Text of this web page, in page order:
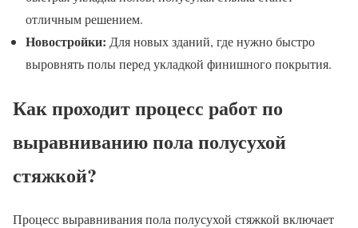
отличным решением.
Новостройки: Для новых зданий, где нужно быстро
выровнять полы перед укладкой финишного покрытия.
Как проходит процесс работ по
выравниванию пола полусухой
стяжкой?
Процесс выравнивания пола полусухой стяжкой включает